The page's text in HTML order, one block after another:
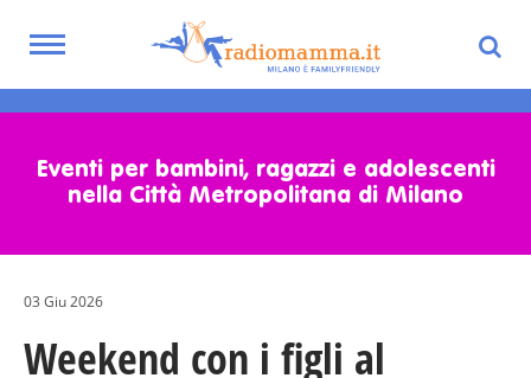
content
Toggle
Eventi per bambini, ragazzi e adolescenti
nella Città Metropolitana di Milano
03 Giu 2026
Weekend con i figli al